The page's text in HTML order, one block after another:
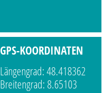
GPS-KOORDINATEN
Längengrad: 48.418362
Breitengrad: 8.65103